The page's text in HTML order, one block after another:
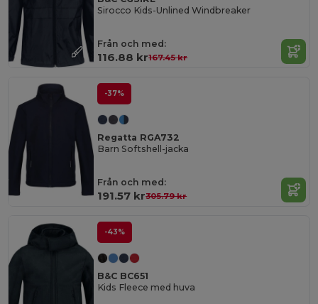
Sirocco Kids-Unlined Windbreaker
Från och med:
116.88 kr167.45 kr
-37%
Regatta RGA732
Barn Softshell-jacka
Från och med:
191.57 kr305.79 kr
-43%
B&C BC651
Kids Fleece med huva